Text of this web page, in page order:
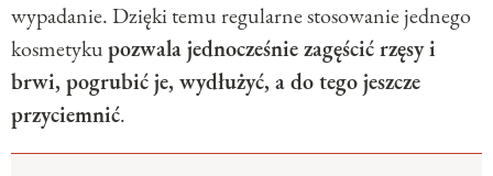
wypadanie. Dzięki temu regularne stosowanie jednego
kosmetykupozwala jednocześnie zagęścić rzęsy i
brwi, pogrubić je, wydłużyć, a do tego jeszcze
przyciemnić.